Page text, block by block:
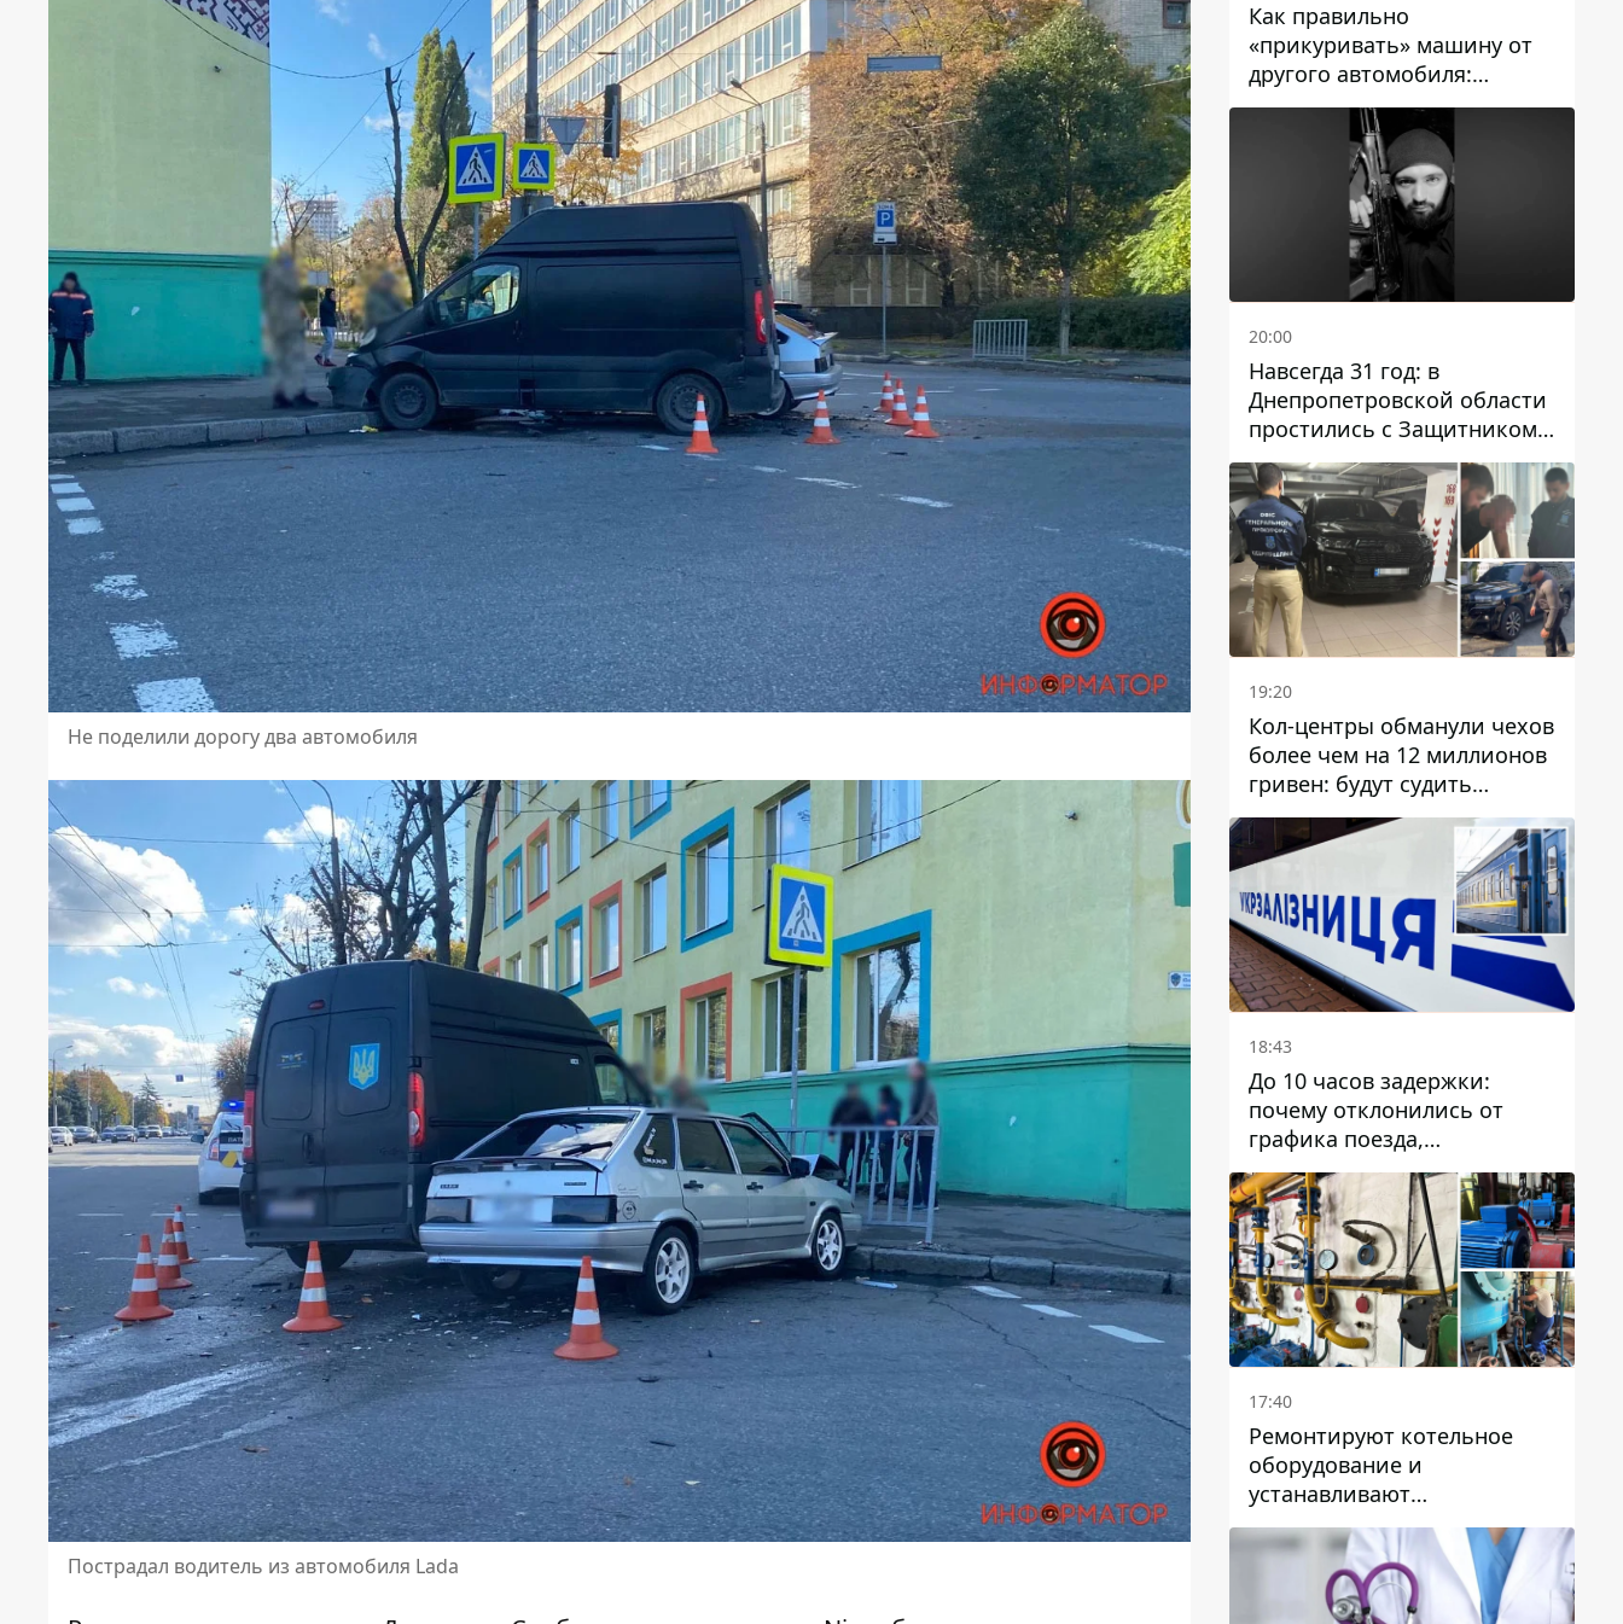
Не поделили дорогу два автомобиля
Пострадал водитель из автомобиля Lada
Как правильно
«прикуривать» машину от
другого автомобиля:
инструкция для водителей
20:00
Навсегда 31 год: в
Днепропетровской области
простились с Защитником
Александром Репиным
19:20
Кол-центры обманули чехов
более чем на 12 миллионов
гривен: будут судить
днепрянина,
организовавшего
транснациональную
преступную организацию
18:43
До 10 часов задержки:
почему отклонились от
графика поезда,
курсирующие через Днепр
и область
17:40
Ремонтируют котельное
оборудование и
устанавливают
генераторные установки:
как в Днепре готовятся к
отопительному сезону